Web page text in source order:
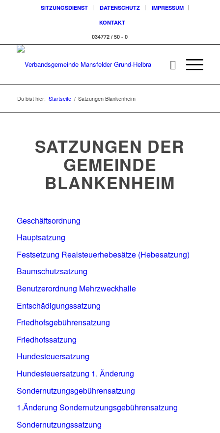
SITZUNGSDIENST DATENSCHUTZ
IMPRESSUM
KONTAKT
034772 / 50 - 0
Du bist hier: Startseite / Satzungen Blankenheim
SATZUNGEN DER
GEMEINDE
BLANKENHEIM
Geschäftsordnung
Hauptsatzung
Festsetzung Realsteuerhebesätze (Hebesatzung)
Baumschutzsatzung
Benutzerordnung Mehrzweckhalle
Entschädigungssatzung
Friedhofsgebührensatzung
Friedhofssatzung
Hundesteuersatzung
Hundesteuersatzung 1. Änderung
Sondernutzungsgebührensatzung
1.Änderung Sondernutzungsgebührensatzung
Sondernutzungssatzung